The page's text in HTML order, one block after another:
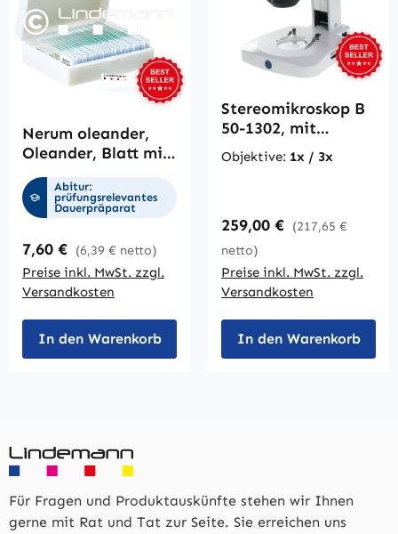
Nerum oleander,
Oleander, Blatt mit
Spaltöffnungen,
Querschnitt
Abitur:
prüfungsrelevantes
Dauerpräparat
Regulärer Preis:
7,60 € (6,39 € netto)
Preise inkl. MwSt. zzgl.
Versandkosten
In den Warenkorb
Stereomikroskop B
50-1302, mit
großem Tragegriff
Objektive: 1x / 3x
Regulärer Preis:
259,00 € (217,65 €
netto)
Preise inkl. MwSt. zzgl.
Versandkosten
In den Warenkorb
Für Fragen und Produktauskünfte stehen wir Ihnen
gerne mit Rat und Tat zur Seite. Sie erreichen uns